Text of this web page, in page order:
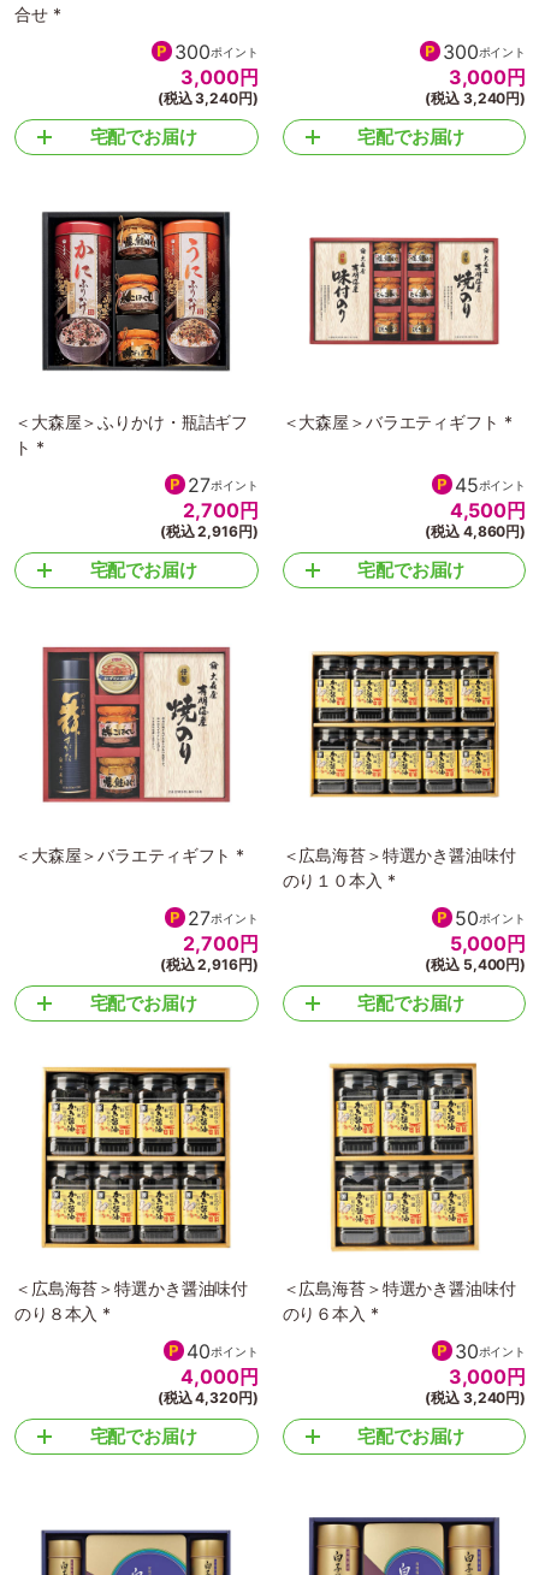
合せ *
300ポイント
3,000円
(税込 3,240円)
宅配でお届け
300ポイント
3,000円
(税込 3,240円)
宅配でお届け
＜大森屋＞ふりかけ・瓶詰ギフ
ト *
27ポイント
2,700円
(税込 2,916円)
宅配でお届け
＜大森屋＞バラエティギフト *
45ポイント
4,500円
(税込 4,860円)
宅配でお届け
＜大森屋＞バラエティギフト *
27ポイント
2,700円
(税込 2,916円)
宅配でお届け
＜広島海苔＞特選かき醤油味付
のり１０本入 *
50ポイント
5,000円
(税込 5,400円)
宅配でお届け
＜広島海苔＞特選かき醤油味付
のり８本入 *
40ポイント
4,000円
(税込 4,320円)
宅配でお届け
＜広島海苔＞特選かき醤油味付
のり６本入 *
30ポイント
3,000円
(税込 3,240円)
宅配でお届け